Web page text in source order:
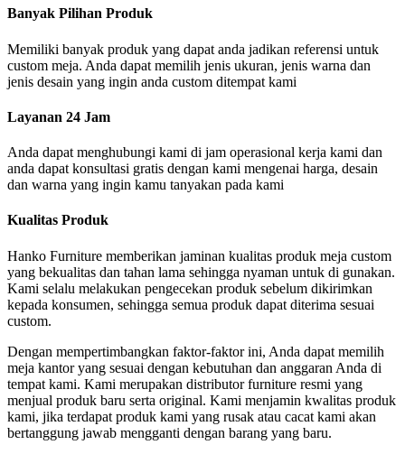
Banyak Pilihan Produk
Memiliki banyak produk yang dapat anda jadikan referensi untuk
custom meja. Anda dapat memilih jenis ukuran, jenis warna dan
jenis desain yang ingin anda custom ditempat kami
Layanan 24 Jam
Anda dapat menghubungi kami di jam operasional kerja kami dan
anda dapat konsultasi gratis dengan kami mengenai harga, desain
dan warna yang ingin kamu tanyakan pada kami
Kualitas Produk
Hanko Furniture memberikan jaminan kualitas produk meja custom
yang bekualitas dan tahan lama sehingga nyaman untuk di gunakan.
Kami selalu melakukan pengecekan produk sebelum dikirimkan
kepada konsumen, sehingga semua produk dapat diterima sesuai
custom.
Dengan mempertimbangkan faktor-faktor ini, Anda dapat memilih
meja kantor yang sesuai dengan kebutuhan dan anggaran Anda di
tempat kami. Kami merupakan distributor furniture resmi yang
menjual produk baru serta original. Kami menjamin kwalitas produk
kami, jika terdapat produk kami yang rusak atau cacat kami akan
bertanggung jawab mengganti dengan barang yang baru.